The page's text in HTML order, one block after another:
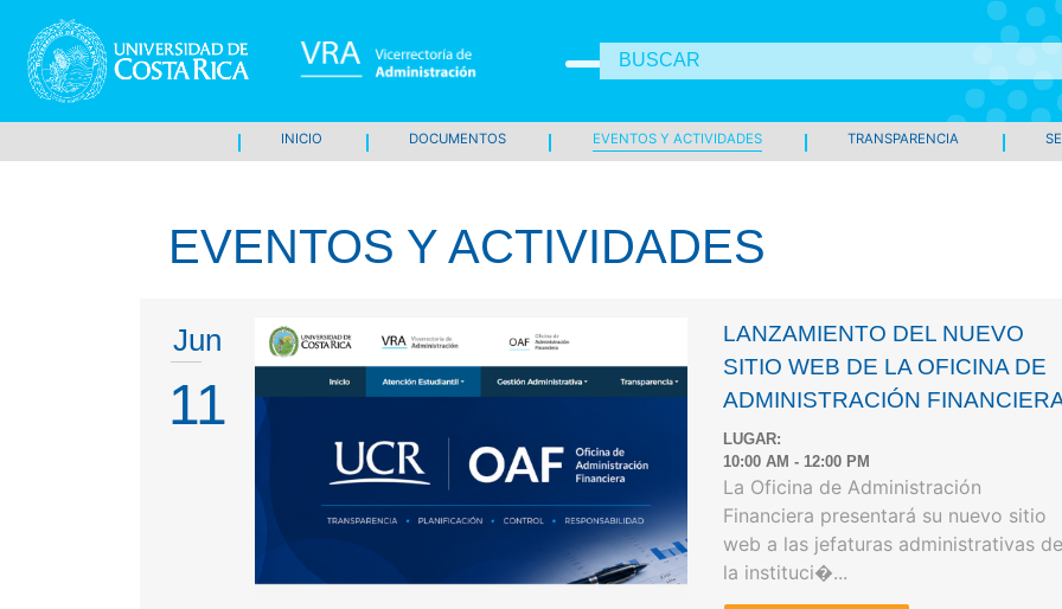
INICIO DOCUMENTOS EVENTOS Y ACTIVIDADES TRANSPARENCIA
EVENTOS Y ACTIVIDADES
Jun
11
LANZAMIENTO DEL NUEVO
SITIO WEB DE LA OFICINA DE
ADMINISTRACIÓN
LUGAR:
10:00 AM - 12:00 PM
La Oficina de Administración
Financiera presentará su nuevo sitio
web a las jefaturas administrativas de
la instituci�...